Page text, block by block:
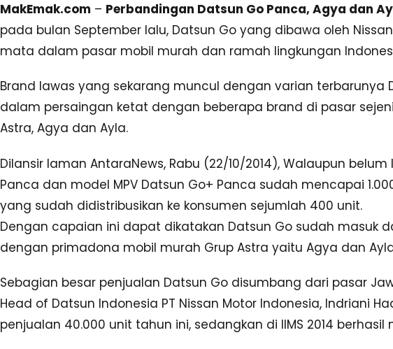
MakEmak.com – Perbandingan Datsun Go Panca, Agya dan
pada bulan September lalu, Datsun Go yang dibawa oleh
mata dalam pasar mobil murah dan ramah lingkungan
Brand lawas yang sekarang muncul dengan varian terbarunya
dalam persaingan ketat dengan beberapa brand di pasar
Astra, Agya dan Ayla.
Dilansir laman AntaraNews, Rabu (22/10/2014), Walaupun
Panca dan model MPV Datsun Go+ Panca sudah mencapai
yang sudah didistribusikan ke konsumen sejumlah 400 unit.
Dengan capaian ini dapat dikatakan Datsun Go sudah masuk
dengan primadona mobil murah Grup Astra yaitu Agya dan
Sebagian besar penjualan Datsun Go disumbang dari pasar
Head of Datsun Indonesia PT Nissan Motor Indonesia, Indriani
penjualan 40.000 unit tahun ini, sedangkan di IIMS 2014 berhasil